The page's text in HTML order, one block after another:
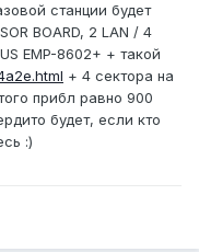
станции будет
BOARD, 2 LAN / 4
EMP-8602+ + такой
+ 4 сектора на
прибл равно 900
будет, если кто
:)